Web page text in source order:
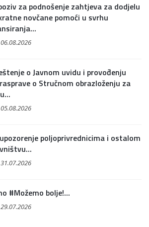
za podnošenje zahtjeva za dodjelu
novčane pomoći u svrhu
06.08.2026
o Javnom uvidu i provođenju
o Stručnom obrazloženju za
05.08.2026
poljoprivrednicima i ostalom
31.07.2026
#Možemo bolje!...
29.07.2026